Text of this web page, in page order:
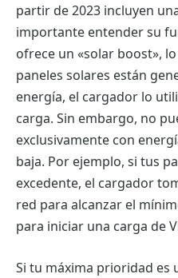
partir de 2023 incluyen
importante entender su
ofrece un «solar boost»,
paneles solares están
energía, el cargador lo
carga. Sin embargo, no
exclusivamente con
baja. Por ejemplo, si tus
excedente, el cargador
red para alcanzar el
para iniciar una carga de
Si tu máxima prioridad es